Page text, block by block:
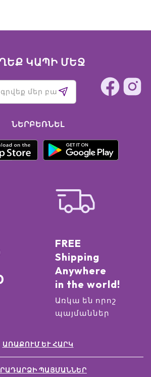
ԿԱՊԻ ՄԵՋ
ՆԵՐԲԵՌՆԵԼ
FREE
Shipping
Anywhere
in the world!
Առկա են որոշ
պայմաններ
ԱՌԱՔՈՒՄ ԵՒ ՀԱՐԿ
ՊԱՅՄԱՆՆԵՐ